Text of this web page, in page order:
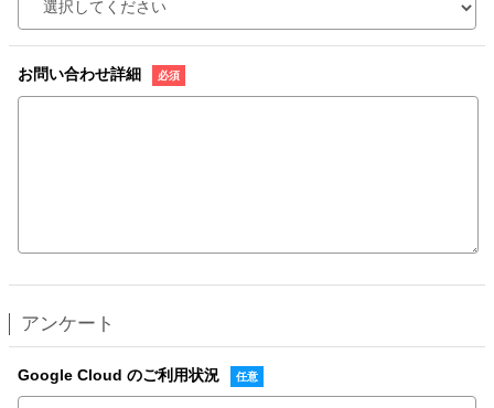
お問い合わせ詳細
アンケート
Google Cloud のご利用状況